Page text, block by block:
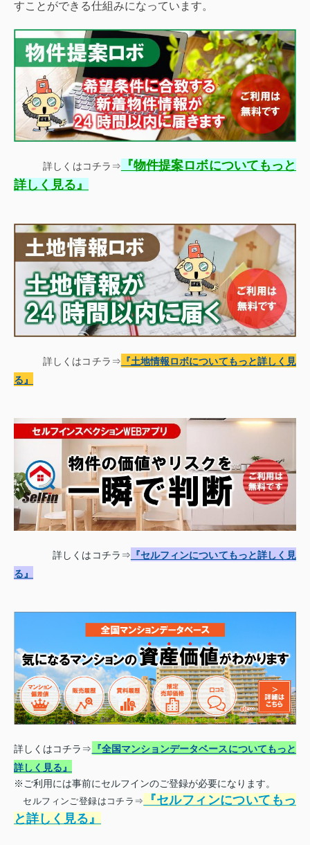
すことができる仕組みになっています。
詳しくはコチラ⇒ 『物件提案ロボについてもっと
詳しく見る 』
詳しくはコチラ⇒ 『土地情報ロボについてもっと詳しく見
る 』
詳しくはコチラ⇒ 『セルフィンについてもっと詳しく見
る』
詳しくはコチラ⇒ 『全国マンションデータベースについてもっと
詳しく見る』
※ご利用には事前にセルフインのご登録が必要になります。
セルフィンご登録はコチラ⇒
『セルフィンについてもっ
と詳しく見る』